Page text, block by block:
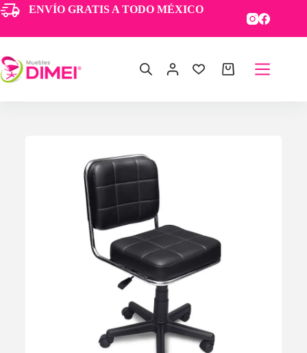
ENVÍO GRATIS A TODO MÉXICO